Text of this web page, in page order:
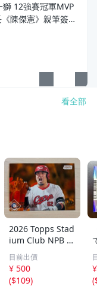
獅 12強賽冠軍MVP
陳傑憲》親筆簽名
白簽名棒球上.1
看全部
2026 Topps Stad
ium Club NPB 広
島東洋カープ 末
包昇大 25枚限定
パラレル
目前出價
¥ 500
($109)
(